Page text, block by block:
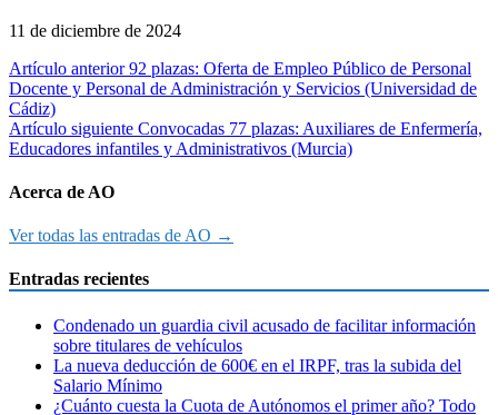
11 de diciembre de 2024
Navegación
de
entradas
Artículo anterior 92 plazas: Oferta de Empleo Público de Personal
Docente y Personal de Administración y Servicios (Universidad de
Cádiz)
Artículo siguiente Convocadas 77 plazas: Auxiliares de Enfermería,
Educadores infantiles y Administrativos (Murcia)
Acerca de AO
Ver todas las entradas de AO →
Entradas recientes
Condenado un guardia civil acusado de facilitar información
sobre titulares de vehículos
La nueva deducción de 600€ en el IRPF, tras la subida del
Salario Mínimo
¿Cuánto cuesta la Cuota de Autónomos el primer año? Todo